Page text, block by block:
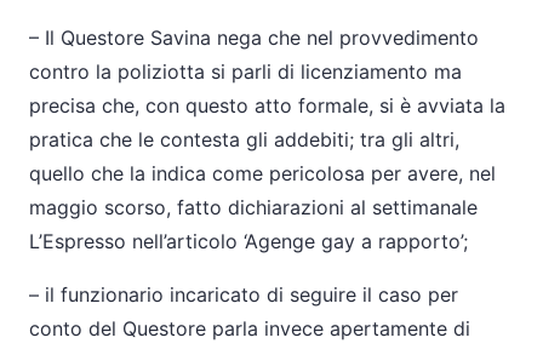
– Il Questore Savina nega che nel provvedimento
contro la poliziotta si parli di licenziamento ma
precisa che, con questo atto formale, si è avviata la
pratica che le contesta gli addebiti; tra gli altri,
quello che la indica come pericolosa per avere, nel
maggio scorso, fatto dichiarazioni al settimanale
L’Espresso nell’articolo ‘Agenge gay a rapporto’;
– il funzionario incaricato di seguire il caso per
conto del Questore parla invece apertamente di